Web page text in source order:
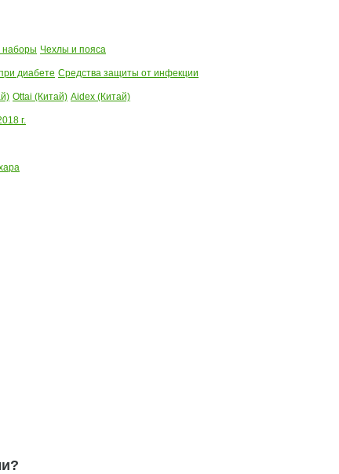
наборы Чехлы и пояса
диабете Средства защиты от инфекции
Ottai (Китай) Aidex (Китай)
г.